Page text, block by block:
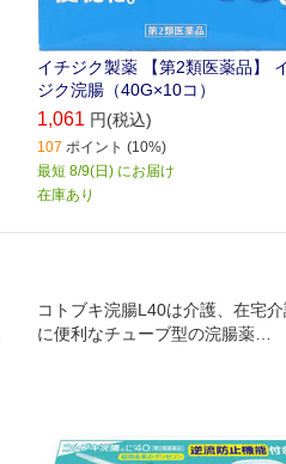
イチジク製薬 【第2類医薬品】
ジク浣腸（40G×10コ）
1,061 円(税込)
107 ポイント (10%)
最短 8/9(日) にお届け
在庫あり
コトブキ浣腸L40は介護、在宅
に便利なチューブ型の浣腸薬
逆流防止弁付なので様子を見な